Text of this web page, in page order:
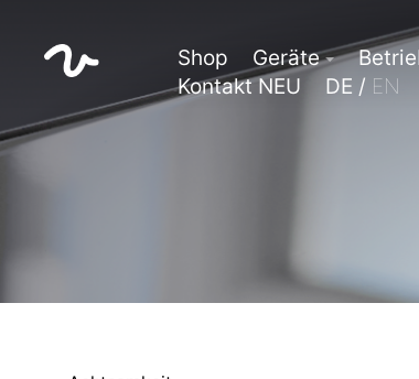
Shop Geräte
Kontakt NEU
DE / EN